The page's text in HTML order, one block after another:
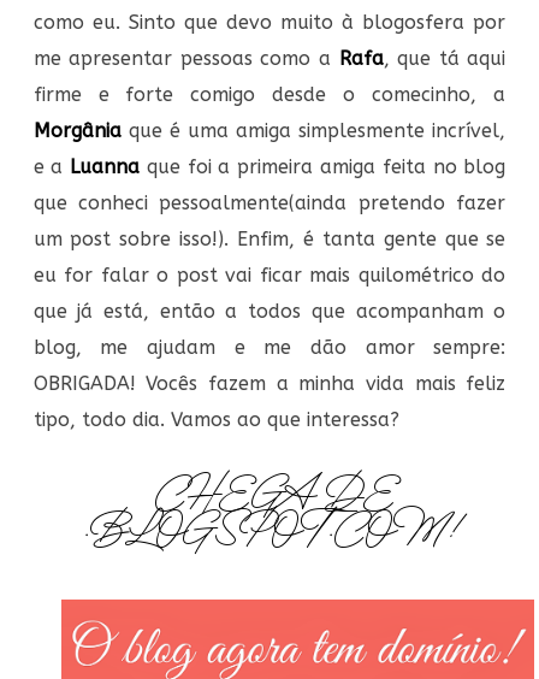
como eu. Sinto que devo muito à blogosfera por
me apresentar pessoas como a Rafa, que tá aqui
firme e forte comigo desde o comecinho, a
Morgâniaque é uma amiga simplesmente incrível,
e a Luanna que foi a primeira amiga feita no blog
que conheci pessoalmente(ainda pretendo fazer
um post sobre isso!). Enfim, é tanta gente que se
eu for falar o post vai ficar mais quilométrico do
que já está, então a todos que acompanham o
blog, me ajudam e me dão amor sempre:
OBRIGADA! Vocês fazem a minha vida mais feliz
tipo, todo dia. Vamos ao que interessa?
CHEGA DE
.BLOGSPOT.COM!